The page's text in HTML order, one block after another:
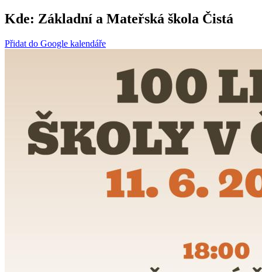
Kde: Základní a Mateřská škola Čistá
Přidat do Google kalendáře